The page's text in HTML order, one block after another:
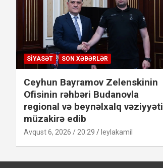
SIYASƏT SON XƏBƏRLƏR
Ceyhun Bayramov Zelenskinin
Ofisinin rəhbəri Budanovla
regional və beynəlxalq vəziyyəti
müzakirə edib
Avqust 6, 2026 / 20:29 leylakamil